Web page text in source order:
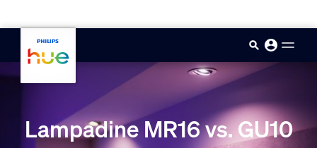
Lampadine MR16 vs. GU10